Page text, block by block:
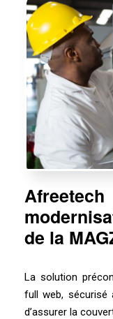
de la
La solution
full web, sécurisé
d’assurer la